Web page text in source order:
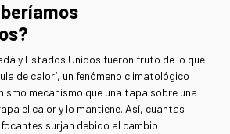
y Estados Unidos fueron fruto de lo que
de calor’, un fenómeno climatológico
mecanismo que una tapa sobre una
el calor y lo mantiene. Así, cuantas
surjan debido al cambio